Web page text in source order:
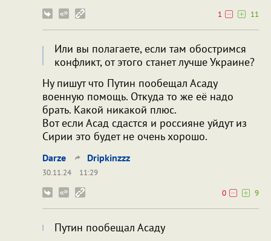
1
11
Или вы полагаете, если там обостримся
конфликт, от этого станет лучше Украине?
Ну пишут что Путин пообещал Асаду
военную помощь. Откуда то же её надо
брать. Какой никакой плюс.
Вот если Асад сдастся и россияне уйдут из
Сирии это будет не очень хорошо.
Darze Dripkinzzz
30.11.24
11:29
0
9
Путин пообещал Асаду